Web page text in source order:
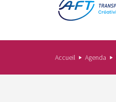
Accueil Agenda